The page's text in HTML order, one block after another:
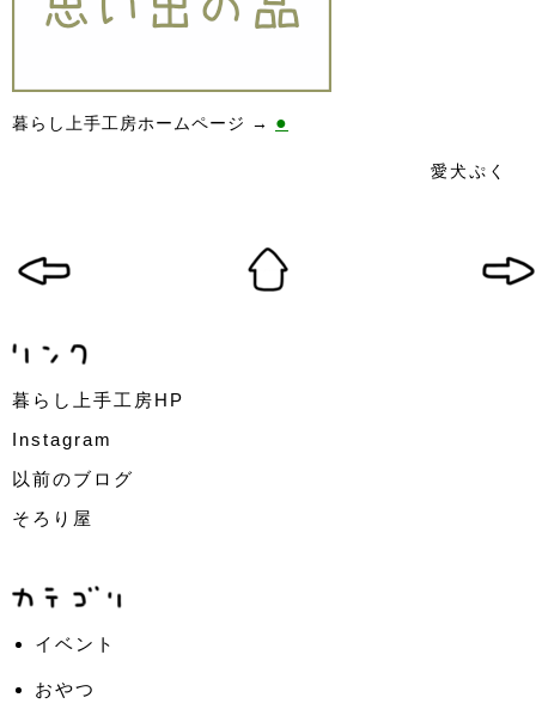
暮らし上手工房ホームページ → ●
愛犬ぷく
暮らし上手工房HP
Instagram
以前のブログ
そろり屋
イベント
おやつ